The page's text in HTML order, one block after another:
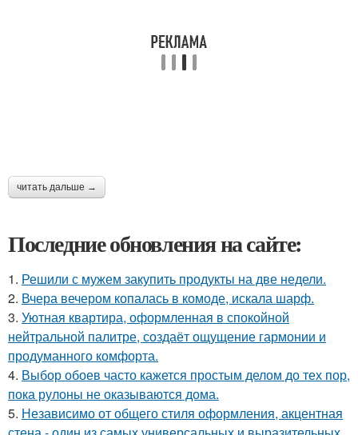
читать дальше →
Последние обновления на сайте:
1. Решили с мужем закупить продукты на две недели.
2. Вчера вечером копалась в комоде, искала шарф.
3. Уютная квартира, оформленная в спокойной
нейтральной палитре, создаёт ощущение гармонии и
продуманного комфорта.
4. Выбор обоев часто кажется простым делом до тех пор,
пока рулоны не оказываются дома.
5. Независимо от общего стиля оформления, акцентная